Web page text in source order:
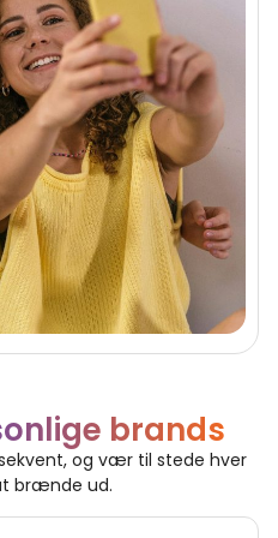
brands
og vær til stede hver
brænde ud.